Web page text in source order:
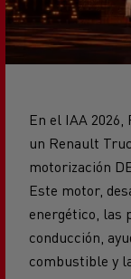
un Renault
motorización
Este motor,
energético, las
conducción,
combustible y
comparado